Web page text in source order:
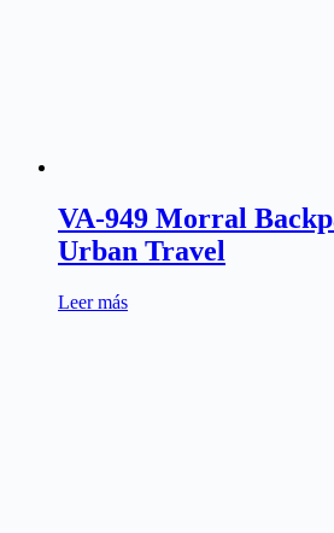
VA-949 Morral
Urban Travel
Leer más